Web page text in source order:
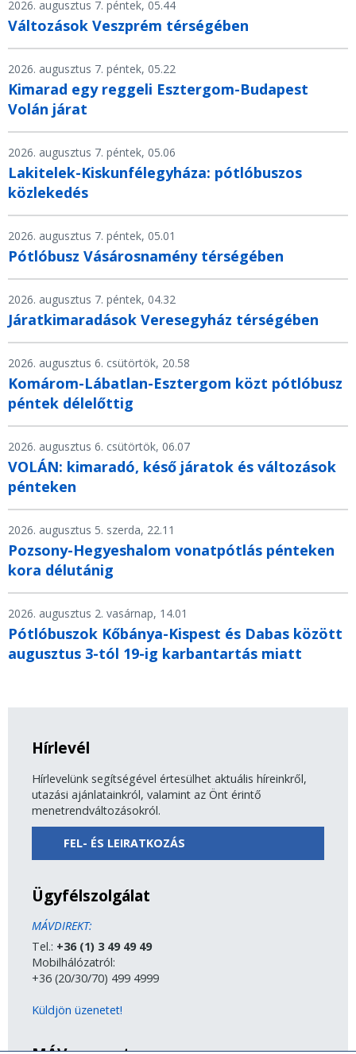
2026. augusztus 7. péntek, 05.44
Változások Veszprém térségében
2026. augusztus 7. péntek, 05.22
Kimarad egy reggeli Esztergom-Budapest
Volán járat
2026. augusztus 7. péntek, 05.06
Lakitelek-Kiskunfélegyháza: pótlóbuszos
közlekedés
2026. augusztus 7. péntek, 05.01
Pótlóbusz Vásárosnamény térségében
2026. augusztus 7. péntek, 04.32
Járatkimaradások Veresegyház térségében
2026. augusztus 6. csütörtök, 20.58
Komárom-Lábatlan-Esztergom közt pótlóbusz
péntek délelőttig
2026. augusztus 6. csütörtök, 06.07
VOLÁN: kimaradó, késő járatok és változások
pénteken
2026. augusztus 5. szerda, 22.11
Pozsony-Hegyeshalom vonatpótlás pénteken
kora délutánig
2026. augusztus 2. vasárnap, 14.01
Pótlóbuszok Kőbánya-Kispest és Dabas között
augusztus 3-tól 19-ig karbantartás miatt
Hírlevél
Hírlevelünk segítségével értesülhet aktuális híreinkről,
utazási ajánlatainkról, valamint az Önt érintő
menetrendváltozásokról.
FEL- ÉS LEIRATKOZÁS
Ügyfélszolgálat
MÁVDIREKT:
Tel.: +36 (1) 3 49 49 49
Mobilhálózatról:
+36 (20/30/70) 499 4999
Küldjön üzenetet!